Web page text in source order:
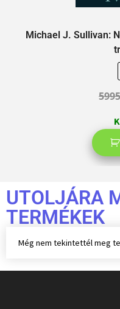
Michael J. Sullivan:
UTOLJÁRA
TERMÉKEK
Még nem tekintettél meg